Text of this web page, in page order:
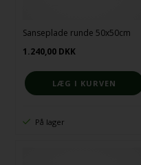
Sanseplade runde 50x50cm
1.240,00 DKK
På lager